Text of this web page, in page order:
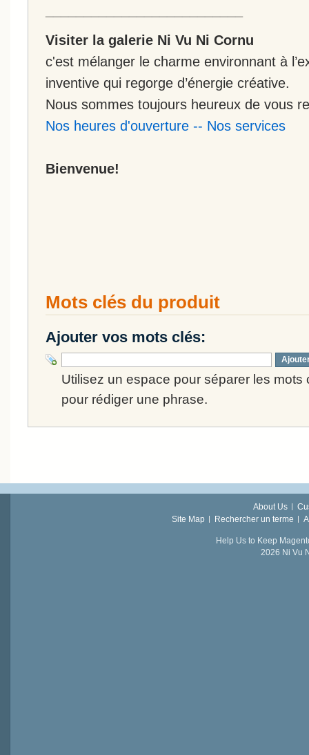
Visiter la galerie Ni Vu Ni Cornu
c'est mélanger le charme environnant à
inventive qui regorge d’énergie créative.
Nous sommes toujours heureux de vous
Nos heures d'ouverture -- Nos services
Bienvenue!
Mots clés du produit
Ajouter vos mots clés:
Utilisez un espace pour séparer les mots
pour rédiger une phrase.
About Us
Site Map
Rechercher un terme
Help Us to Keep
2026 Ni Vu